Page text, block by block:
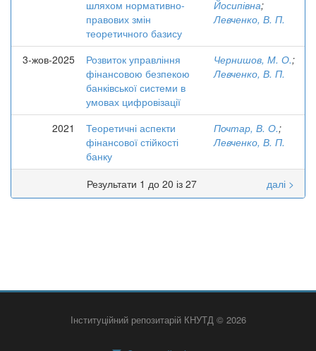
шляхом нормативно-
правових змін
теоретичного базису
Йосипівна;
Левченко, В. П.
3-жов-2025
Розвиток управління
фінансовою безпекою
банківської системи в
умовах цифровізації
Чернишов, М. О.;
Левченко, В. П.
2021
Теоретичні аспекти
фінансової стійкості
банку
Почтар, В. О.;
Левченко, В. П.
Результати 1 до 20 із 27 далі >
Інституційний репозитарій КНУТД © 2026